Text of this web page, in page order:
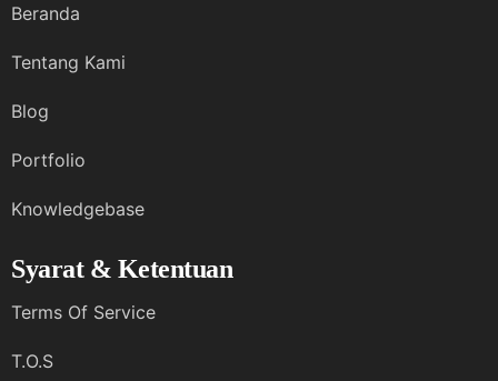
Beranda
Tentang Kami
Blog
Portfolio
Knowledgebase
Syarat & Ketentuan
Terms Of Service
T.O.S